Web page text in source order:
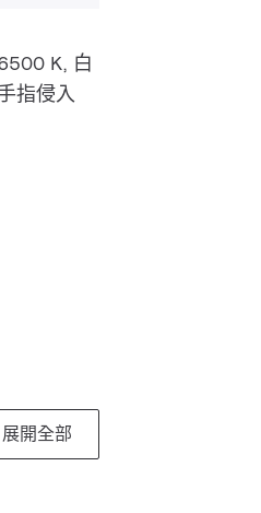
K, 白
指侵入
展開全部